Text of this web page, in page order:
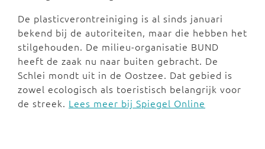
De plasticverontreiniging is al sinds januari
bekend bij de autoriteiten, maar die hebben het
stilgehouden. De milieu-organisatie BUND
heeft de zaak nu naar buiten gebracht. De
Schlei mondt uit in de Oostzee. Dat gebied is
zowel ecologisch als toeristisch belangrijk voor
de streek. Lees meer bij Spiegel Online